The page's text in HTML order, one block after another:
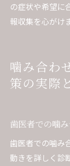
の症状や希望に
報収集を心がけ
噛み合わ
策の実際
歯医者での噛
歯医者での噛み
動きを詳しく診